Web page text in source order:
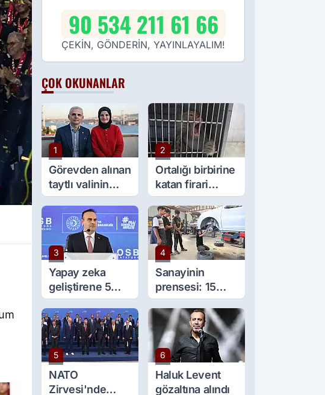
90 534 211 61 66
ÇEKİN, GÖNDERİN, YAYINLAYALIM!
ÇOK OKUNANLAR
1
Görevden alınan
taytlı valinin
eşine sürpriz
görev
2
Ortalığı birbirine
katan firari
maymun, kadını
yaraladı
3
Yapay zeka
geliştirene 5
milyon lira kredi
desteği
4
Sanayinin
prensesi: 15
yaşında 5 çırağı
var
5
NATO
Zirvesi'nde
6
Haluk Levent
gözaltına alındı